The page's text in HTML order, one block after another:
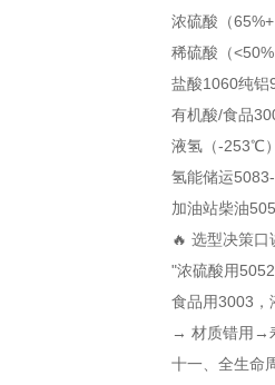
浓硫酸（
稀硫酸（
盐酸1060纯铝
有机酸/食品
液氢（-253℃
氢能储运
加油站柴油
🔥 选型决策口
"浓硫酸用
食品用3003，
→ 材质错用→
十一、全生命